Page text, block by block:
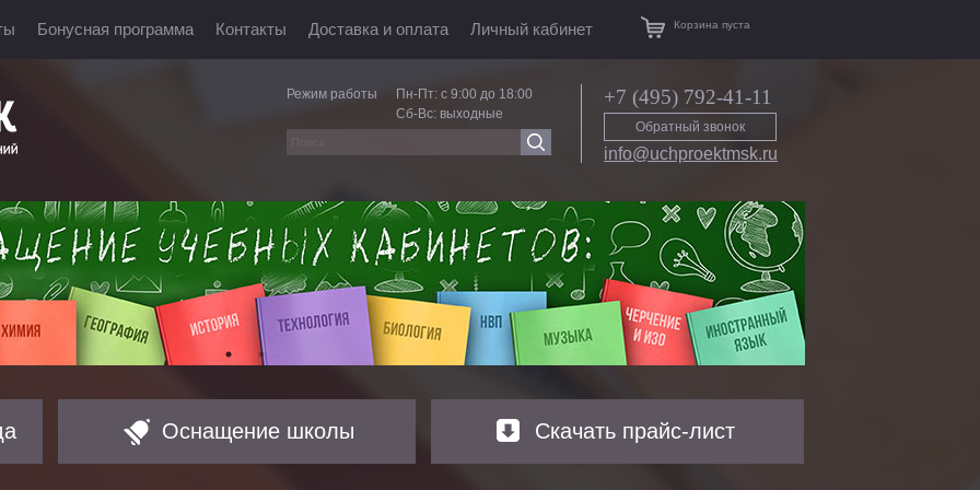
Бонусная программа Контакты Доставка и оплата Личный кабинет Корзина пуста
Режим работы
Пн-Пт: с 9:00 до 18:00
Сб-Вс: выходные
+7 (495) 792-41-11
Обратный звонок
info@uchproektmsk.ru
Оснащение школы Скачать прайс-лист